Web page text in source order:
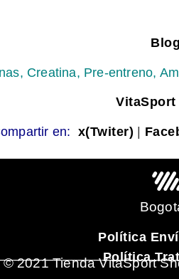
Creatina, Pre-entreno,
VitaSport
en: x(Twiter) |
Política
Política
© 2021 Tienda VitaSport